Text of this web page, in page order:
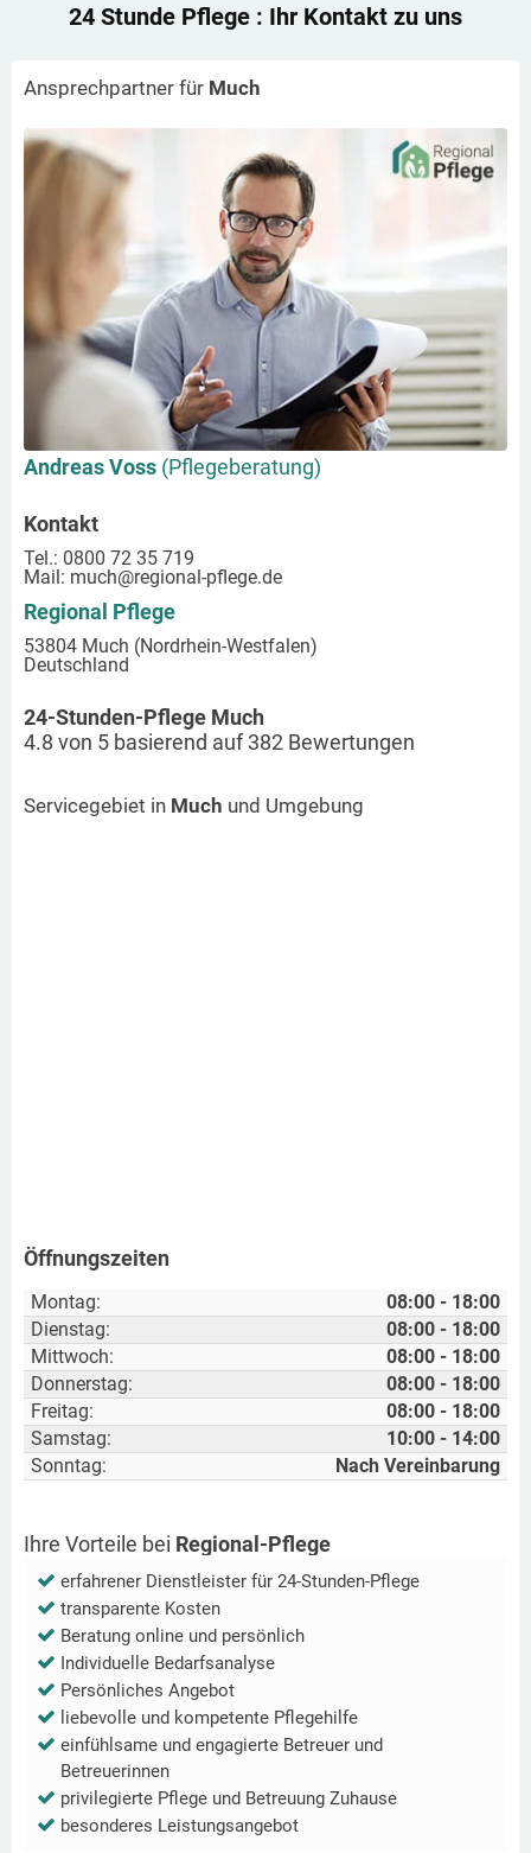
24 Stunde Pflege : Ihr Kontakt zu uns
Ansprechpartner für Much
Andreas Voss (Pflegeberatung)
Kontakt
Tel.: 0800 72 35 719
Mail: much@regional-pflege.de
Regional Pflege
53804 Much (Nordrhein-Westfalen)
Deutschland
24-Stunden-Pflege Much
4.8 von 5 basierend auf382 Bewertungen
Servicegebiet in Much und Umgebung
Öffnungszeiten
Montag:
08:00 - 18:00
Dienstag:
08:00 - 18:00
Mittwoch:
08:00 - 18:00
Donnerstag:
08:00 - 18:00
Freitag:
08:00 - 18:00
Samstag:
10:00 - 14:00
Sonntag:
Nach Vereinbarung
Ihre Vorteile bei Regional-Pflege
erfahrener Dienstleister für 24-Stunden-Pflege
transparente Kosten
Beratung online und persönlich
Individuelle Bedarfsanalyse
Persönliches Angebot
liebevolle und kompetente Pflegehilfe
einfühlsame und engagierte Betreuer und
Betreuerinnen
privilegierte Pflege und Betreuung Zuhause
besonderes Leistungsangebot